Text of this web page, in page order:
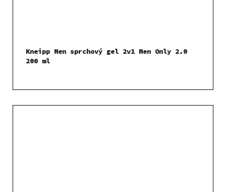
Kneipp Men sprchový gel 2v1 Men Only 2.0
200 ml